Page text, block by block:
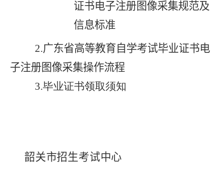
证书电子注册图像采集规范及
信息标准
2.广东省高等教育自学考试毕业证书电
子注册图像采集操作流程
3.毕业证书领取须知
韶关市招生考试中心